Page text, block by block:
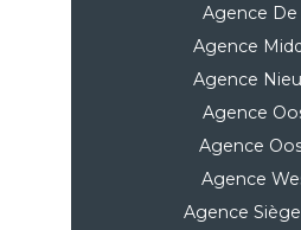
Agence De
Agence
Agence
Agence
Agence
Agence
Agence